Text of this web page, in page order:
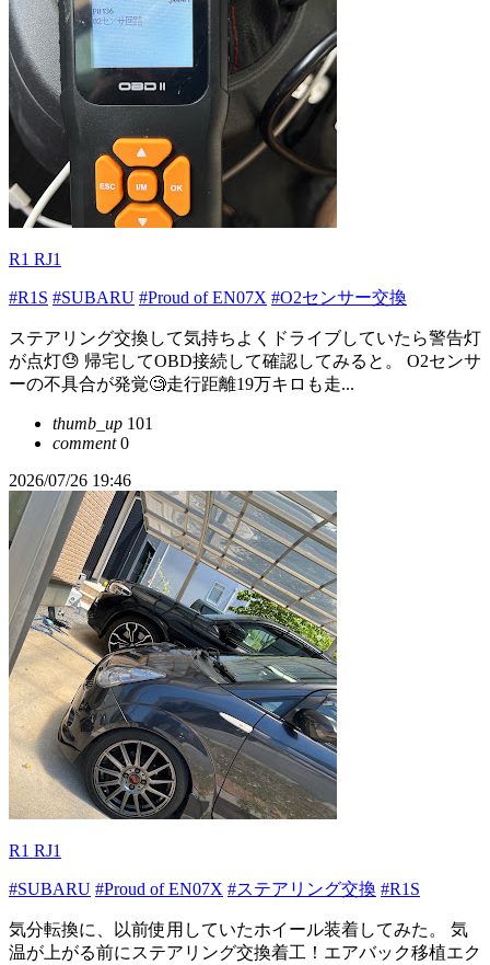
R1 RJ1
#R1S #SUBARU #Proud of EN07X #O2センサー交換
ステアリング交換して気持ちよくドライブしていたら警告灯
が点灯😓 帰宅してOBD接続して確認してみると。 O2センサ
ーの不具合が発覚🧐走行距離19万キロも走...
thumb_up 101
comment0
2026/07/26 19:46
R1 RJ1
#SUBARU #Proud of EN07X #ステアリング交換 #R1S
気分転換に、以前使用していたホイール装着してみた。 気
温が上がる前にステアリング交換着工！エアバック移植エク